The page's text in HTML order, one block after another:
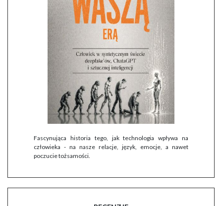
Fascynująca historia tego, jak technologia wpływa na
człowieka - na nasze relacje, język, emocje, a nawet
poczucie tożsamości.